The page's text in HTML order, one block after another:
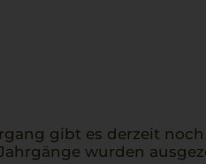
gibt es derzeit
wurden